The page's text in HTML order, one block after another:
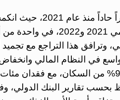
وقد شهد اقتصاد
تتراوح بين 20% و30% خلال
في النظام المالي
معدلات الفقر لتشمل أكثر من 90% من
تقارير البنك الدولي، وفي